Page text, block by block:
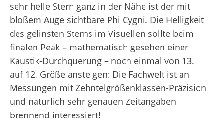
sehr helle Stern ganz in der Nähe ist der mit
bloßem Auge sichtbare Phi Cygni. Die Helligkeit
des gelinsten Sterns im Visuellen sollte beim
finalen Peak – mathematisch gesehen einer
Kaustik-Durchquerung – noch einmal von 13.
auf 12. Größe ansteigen: Die Fachwelt ist an
Messungen mit Zehntelgrößenklassen-Präzision
und natürlich sehr genauen Zeitangaben
brennend interessiert!